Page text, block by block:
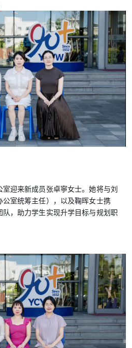
迎来新成员张卓寧女士。她将与刘
室统筹主任），以及鞠晖女士携
，助力学生实现升学目标与规划职